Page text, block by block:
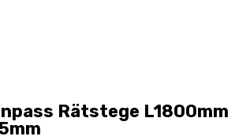
Rätstege L1800mm